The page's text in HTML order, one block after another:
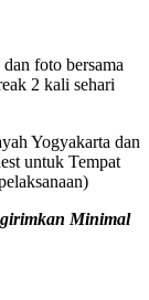
foto bersama
2 kali sehari
Yogyakarta dan
untuk Tempat
Minimal